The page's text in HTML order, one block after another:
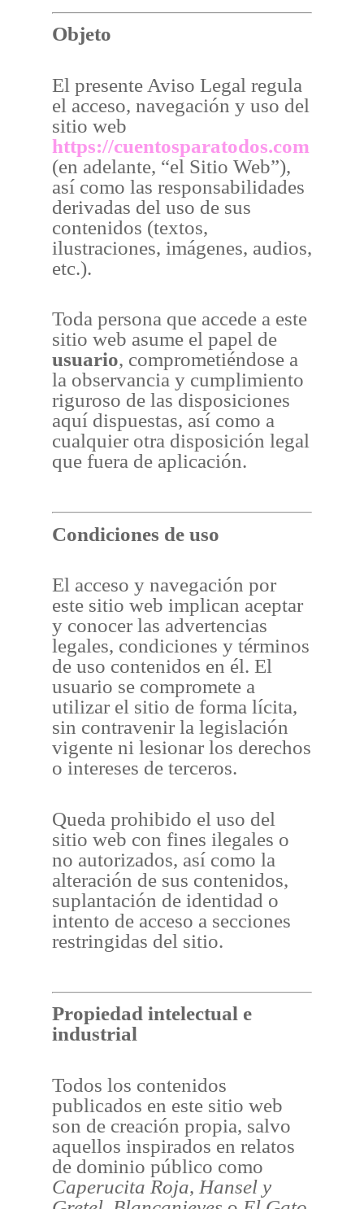
Objeto
El presente Aviso Legal regula
el acceso, navegación y uso del
sitio web
https://cuentosparatodos.com
(en adelante, “el Sitio Web”),
así como las responsabilidades
derivadas del uso de sus
contenidos (textos,
ilustraciones, imágenes, audios,
etc.).
Toda persona que accede a este
sitio web asume el papel de
usuario, comprometiéndose a
la observancia y cumplimiento
riguroso de las disposiciones
aquí dispuestas, así como a
cualquier otra disposición legal
que fuera de aplicación.
Condiciones de uso
El acceso y navegación por
este sitio web implican aceptar
y conocer las advertencias
legales, condiciones y términos
de uso contenidos en él. El
usuario se compromete a
utilizar el sitio de forma lícita,
sin contravenir la legislación
vigente ni lesionar los derechos
o intereses de terceros.
Queda prohibido el uso del
sitio web con fines ilegales o
no autorizados, así como la
alteración de sus contenidos,
suplantación de identidad o
intento de acceso a secciones
restringidas del sitio.
Propiedad intelectual e
industrial
Todos los contenidos
publicados en este sitio web
son de creación propia, salvo
aquellos inspirados en relatos
de dominio público como
Caperucita Roja, Hansel y